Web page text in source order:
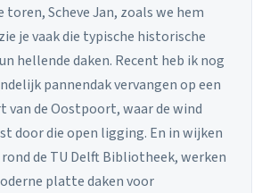
toren, Scheve Jan, zoals we hem
je vaak die typische historische
hellende daken. Recent heb ik nog
pannendak vervangen op een
van de Oostpoort, waar de wind
door die open ligging. En in wijken
de TU Delft Bibliotheek, werken
platte daken voor